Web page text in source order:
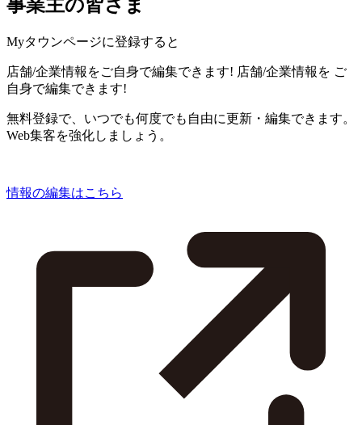
事業主の皆さま
Myタウンページに登録すると
店舗/企業情報をご自身で編集できます! 店舗/企業情報を ご
自身で編集できます!
無料登録で、いつでも何度でも自由に更新・編集できます。
Web集客を強化しましょう。
情報の編集はこちら